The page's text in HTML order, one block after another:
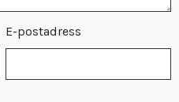
E-postadress